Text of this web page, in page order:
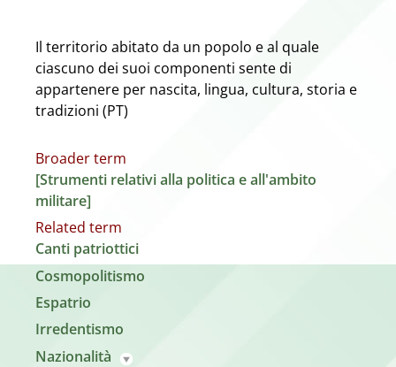
Il territorio abitato da un popolo e al quale
ciascuno dei suoi componenti sente di
appartenere per nascita, lingua, cultura, storia e
tradizioni (PT)
Broader term
[Strumenti relativi alla politica e all'ambito
militare]
Related term
Canti patriottici
Cosmopolitismo
Espatrio
Irredentismo
Nazionalità